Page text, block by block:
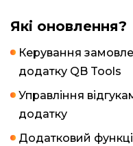
Які оновлення?
Керування
додатку QB Tools
Управління
додатку
Додатковий